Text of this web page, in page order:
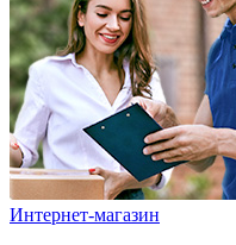
Интернет-магазин